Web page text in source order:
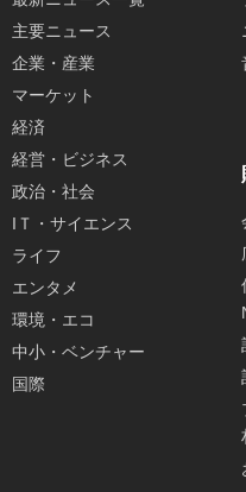
主要ニュース
企業・産業
マーケット
経済
経営・ビジネス
政治・社会
IＴ・サイエンス
ライフ
エンタメ
環境・エコ
中小・ベンチャー
国際